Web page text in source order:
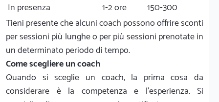
In presenza
1-2 ore
150-300
Tieni presente che alcuni coach possono offrire sconti
per sessioni più lunghe o per più sessioni prenotate in
un determinato periodo di tempo.
Come scegliere un coach
Quando si sceglie un coach, la prima cosa da
considerare è la competenza e l’esperienza. Si